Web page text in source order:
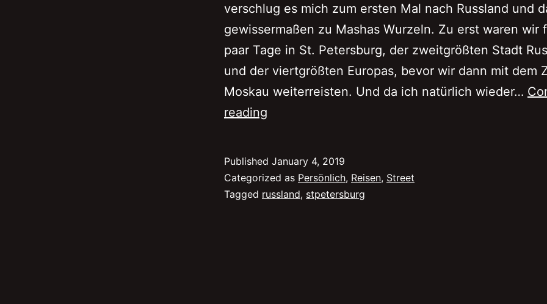
verschlug es mich zum ersten Mal nach Russland und
gewissermaßen zu Mashas Wurzeln. Zu erst waren wir
paar Tage in St. Petersburg, der zweitgrößten Stadt
und der viertgrößten Europas, bevor wir dann mit dem
Moskau weiterreisten. Und da ich natürlich wieder…
reading
für
einen
Published January 4, 2019
Categorized as Persönlich, Reisen, Street
Tagged russland, stpetersburg